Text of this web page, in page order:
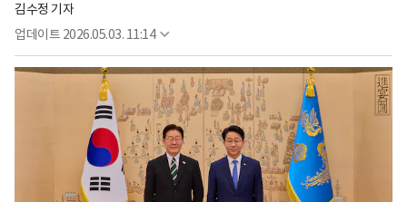
김수정 기자
업데이트 2026.05.03. 11:14